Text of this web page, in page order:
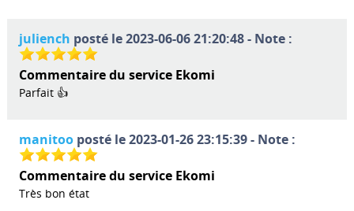
juliench posté le 2023-06-06 21:20:48 - Note :
Commentaire du service Ekomi
Parfait 👍
manitooposté le 2023-01-26 23:15:39 - Note :
Commentaire du service Ekomi
Très bon état